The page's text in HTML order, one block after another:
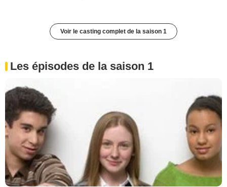
Voir le casting complet de la saison 1
Les épisodes de la saison 1